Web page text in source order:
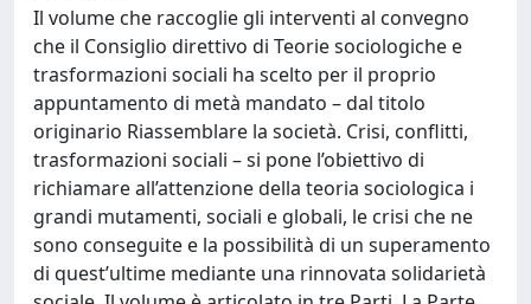
Il volume che raccoglie gli interventi al convegno
che il Consiglio direttivo di Teorie sociologiche e
trasformazioni sociali ha scelto per il proprio
appuntamento di metà mandato – dal titolo
originario Riassemblare la società. Crisi, conflitti,
trasformazioni sociali – si pone l’obiettivo di
richiamare all’attenzione della teoria sociologica i
grandi mutamenti, sociali e globali, le crisi che ne
sono conseguite e la possibilità di un superamento
di quest’ultime mediante una rinnovata solidarietà